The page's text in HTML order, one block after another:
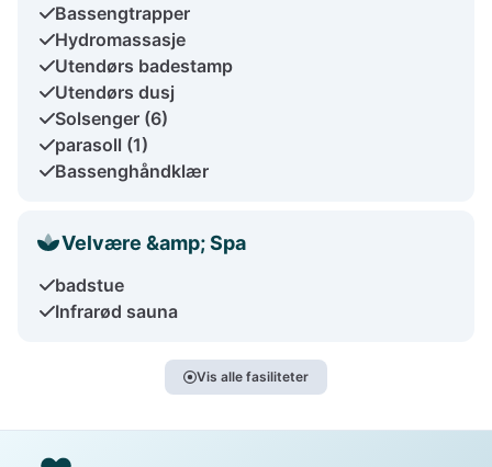
Bassengtrapper
Hydromassasje
Utendørs badestamp
Utendørs dusj
Solsenger (6)
parasoll (1)
Bassenghåndklær
Velvære &amp; Spa
badstue
Infrarød sauna
Vis alle fasiliteter